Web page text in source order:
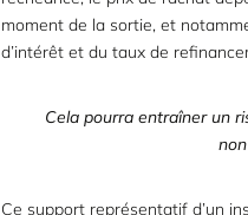
moment de la sortie, et
d’intérêt et du taux de
Cela pourra entraîner un
Ce support représentatif d’un